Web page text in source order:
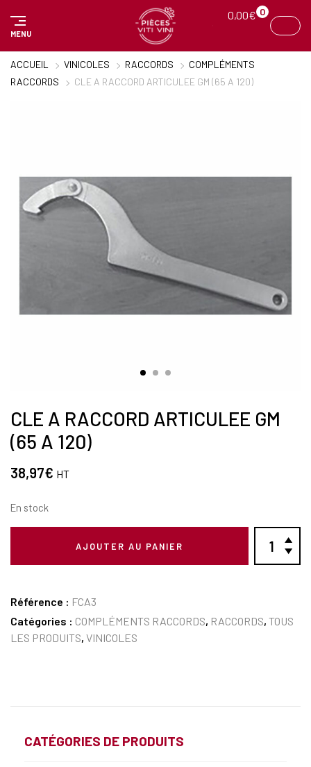
MENU
0,00€ 0
ACCUEIL VINICOLES RACCORDS
COMPLÉMENTS
RACCORDS
CLE A RACCORD ARTICULEE GM (65 A 120)
CLE A RACCORD ARTICULEE GM
(65 A 120)
38,97€ HT
En stock
AJOUTER AU PANIER
Référence : FCA3
Catégories : COMPLÉMENTS RACCORDS, RACCORDS, TOUS
LES PRODUITS, VINICOLES
CATÉGORIES DE PRODUITS
Panneau de gestion des cookies